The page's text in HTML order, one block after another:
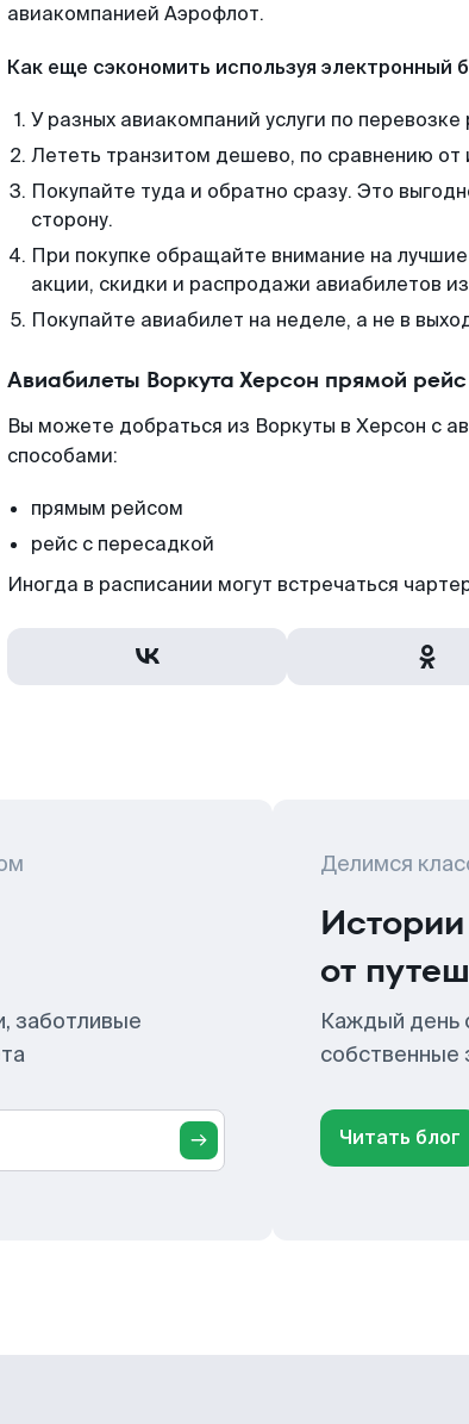
авиакомпанией Аэрофлот.
Как еще сэкономить используя электронный
У разных авиакомпаний услуги по
Лететь транзитом дешево, по сравнению от
Покупайте туда и обратно сразу. Это
сторону.
При покупке обращайте внимание на
акции, скидки и распродажи авиабилетов
Покупайте авиабилет на неделе, а не в
Авиабилеты Воркута Херсон прямой
Вы можете добраться из Воркуты в Херсон с
способами:
прямым рейсом
рейс с пересадкой
Иногда в расписании могут встречаться
заботливые
Делимся
от
Каждый день
собственные
Читать блог